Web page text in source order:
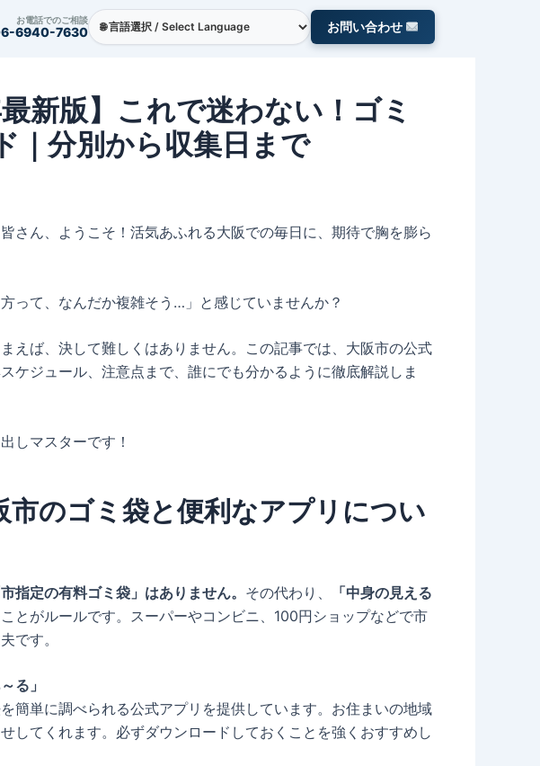
お電話でのご相談
6940-7630 お問い合わせ
新版】これで迷わない！ゴミ
｜分別から収集日まで
さん、ようこそ！活気あふれる大阪での毎日に、期待で胸を膨ら
って、なんだか複雑そう…」と感じていませんか？
えば、決して難しくはありません。この記事では、大阪市の公式
ケジュール、注意点まで、誰にでも分かるように徹底解説しま
しマスターです！
市のゴミ袋と便利なアプリについ
市指定の有料ゴミ袋」はありません。 その代わり、
「中身の見える
とがルールです。スーパーやコンビニ、100円ショップなどで市
です。
る」
簡単に調べられる公式アプリを提供しています。お住まいの地域
してくれます。必ずダウンロードしておくことを強くおすすめし